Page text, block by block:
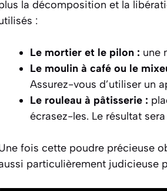
la décomposition et la
:
Le mortier et le pilon : une
Le moulin à café ou le
Assurez-vous d’utiliser un
Le rouleau à pâtisserie :
écrasez-les. Le résultat
fois cette poudre précieuse
particulièrement judicieuse